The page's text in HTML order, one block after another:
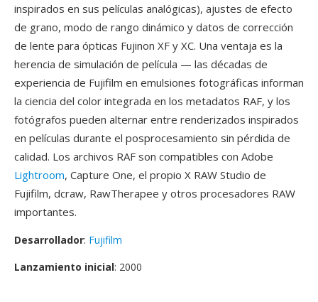
inspirados en sus películas analógicas), ajustes de efecto
de grano, modo de rango dinámico y datos de corrección
de lente para ópticas Fujinon XF y XC. Una ventaja es la
herencia de simulación de película — las décadas de
experiencia de Fujifilm en emulsiones fotográficas informan
la ciencia del color integrada en los metadatos RAF, y los
fotógrafos pueden alternar entre renderizados inspirados
en películas durante el posprocesamiento sin pérdida de
calidad. Los archivos RAF son compatibles con Adobe
Lightroom, Capture One, el propio X RAW Studio de
Fujifilm, dcraw, RawTherapee y otros procesadores RAW
importantes.
Desarrollador: Fujifilm
Lanzamiento inicial: 2000